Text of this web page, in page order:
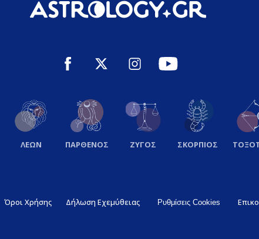
ΛΕΩΝ ΠΑΡΘΕΝΟΣ ΖΥΓΟΣ ΣΚΟΡΠΙΟΣ
Όροι Χρήσης Δήλωση Εχεμύθειας Ρυθμίσεις Cookies